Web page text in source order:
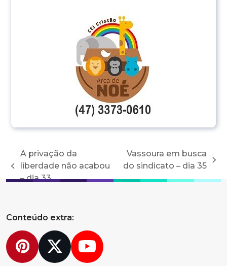
previous
post:
A privação da
liberdade não acabou
– dia 33
next
post:
Vassoura em busca
do sindicato – dia 35
Conteúdo extra:
Pinterest
TwitterYouTube